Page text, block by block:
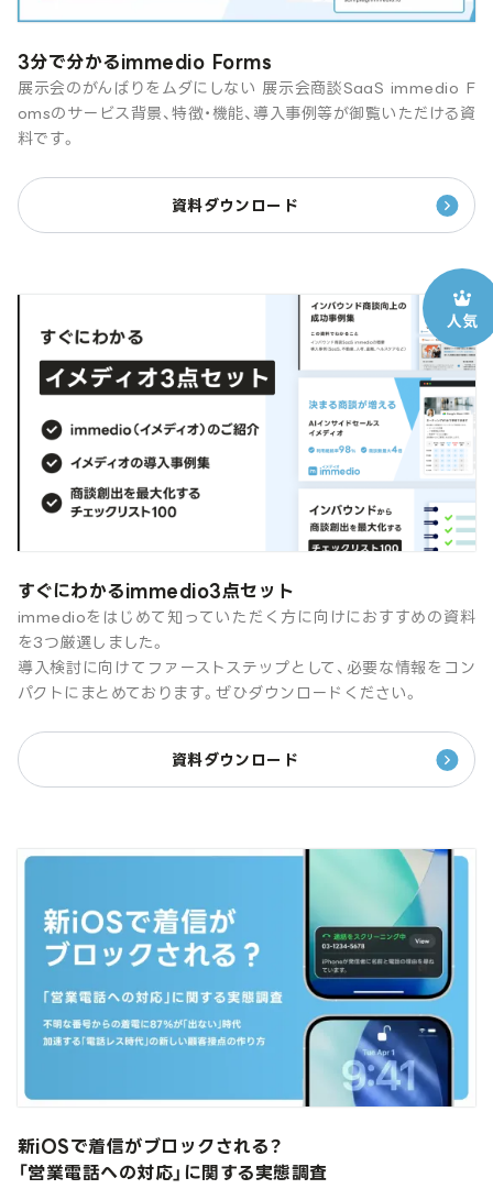
3分で分かるimmedio Forms
展示会のがんばりをムダにしない 展示会商談SaaS immedio F
omsのサービス背景、特徴・機能、導入事例等が御覧いただける資
料です。
資料ダウンロード
すぐにわかるimmedio3点セット
immedioをはじめて知っていただく方に向けにおすすめの資料
を3つ厳選しました。
導入検討に向けてファーストステップとして、必要な情報をコン
パクトにまとめております。ぜひダウンロードください。
資料ダウンロード
新iOSで着信がブロックされる？
「営業電話への対応」に関する実態調査